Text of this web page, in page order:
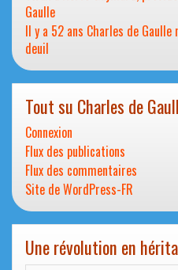
Gaulle
Il y a 52 ans Charles de
deuil
Tout su Charles de
Connexion
Flux des publications
Flux des commentaires
Site de WordPress-FR
Une révolution en